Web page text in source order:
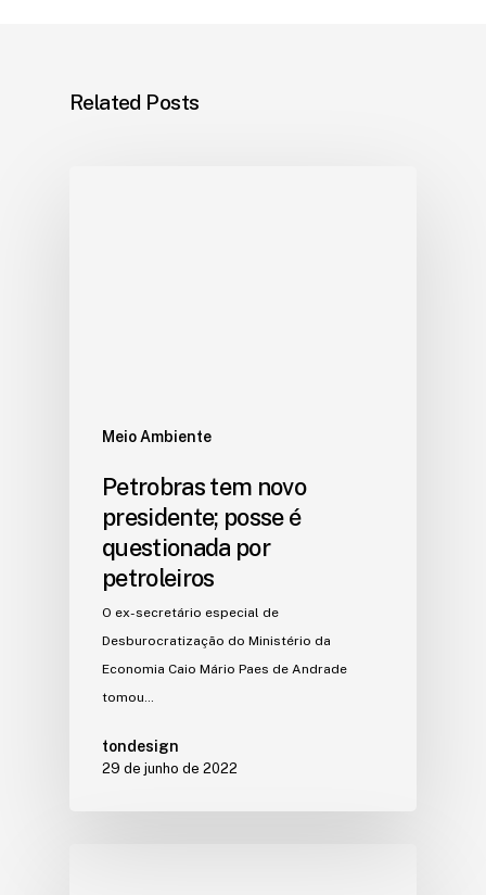
Related Posts
Meio Ambiente
Petrobras tem novo
presidente; posse é
questionada por
petroleiros
O ex-secretário especial de
Desburocratização do Ministério da
Economia Caio Mário Paes de Andrade
tomou…
tondesign
29 de junho de 2022